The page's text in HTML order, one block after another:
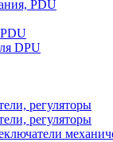
PDU
DPU
регуляторы
регуляторы